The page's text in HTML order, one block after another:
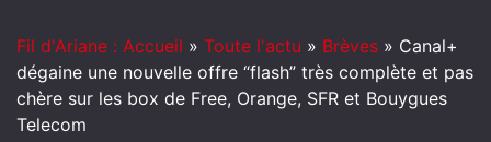
Fil d'Ariane : Accueil » Toute l'actu » Brèves » Canal+
dégaine une nouvelle offre “flash” très complète et pas
chère sur les box de Free, Orange, SFR et Bouygues
Telecom